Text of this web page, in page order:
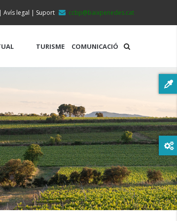
ccbp@baixpenedes.cat
| Avís legal | Suport
TURISME COMUNICACIÓ